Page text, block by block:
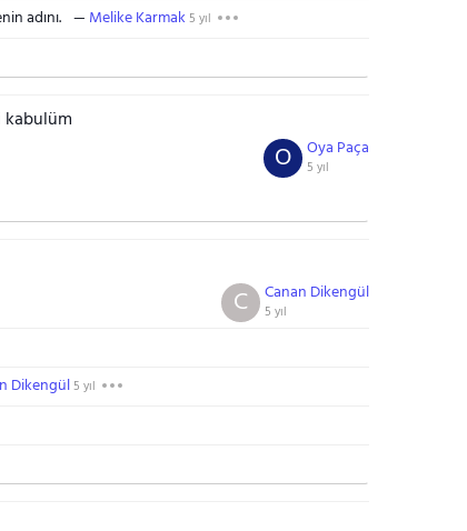
adını. Melike Karmak 5 yıl
Oya Paça
5 yıl
O
Canan Dikengül
5 yıl
C
Dikengül5 yıl